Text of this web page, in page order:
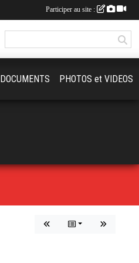
DOCUMENTS PHOTOS et VIDEOS
Participer au site :